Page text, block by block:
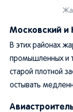
Московский и
В этих районах
промышленных и
старой плотной
остывать